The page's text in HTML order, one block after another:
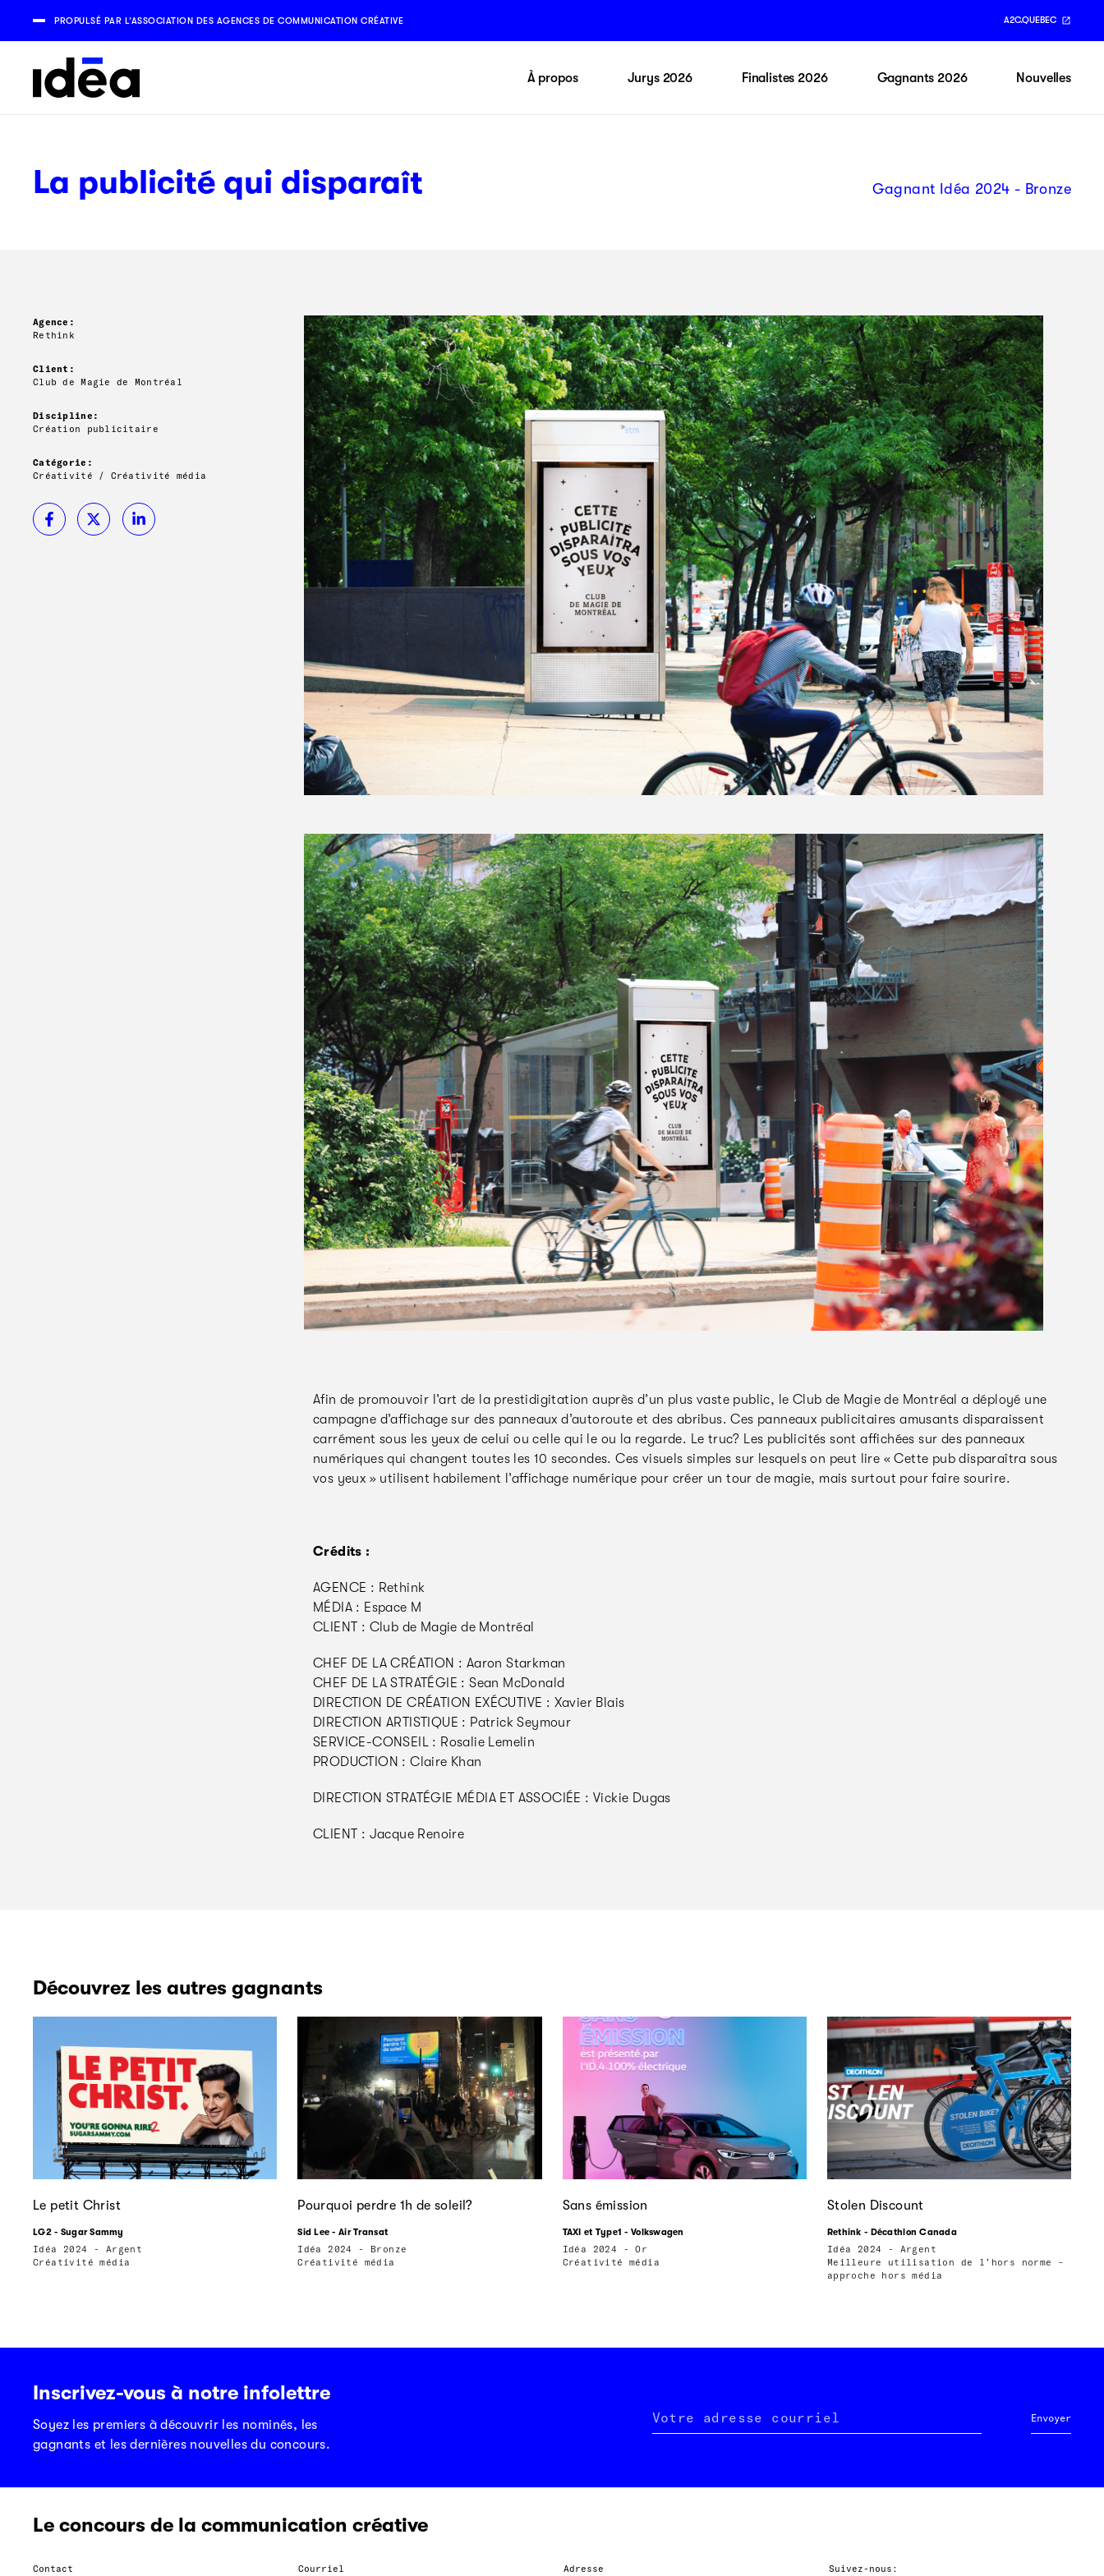
PROPULSÉ PAR L’ASSOCIATION DES AGENCES DE COMMUNICATION CRÉATIVE A2C.QUEBEC
À propos Jurys 2026 Finalistes 2026 Gagnants 2026 Nouvelles
La publicité qui disparaît Gagnant Idéa 2024 - Bronze
Agence:
Rethink
Client:
Club de Magie de Montréal
Discipline:
Création publicitaire
Catégorie:
Créativité / Créativité média
Afin de promouvoir l’art de la prestidigitation auprès d’un plus vaste public, le Club de Magie de Montréal a déployé une
campagne d’affichage sur des panneaux d’autoroute et des abribus. Ces panneaux publicitaires amusants disparaissent
carrément sous les yeux de celui ou celle qui le ou la regarde. Le truc? Les publicités sont affichées sur des panneaux
numériques qui changent toutes les 10 secondes. Ces visuels simples sur lesquels on peut lire « Cette pub disparaîtra sous
vos yeux » utilisent habilement l’affichage numérique pour créer un tour de magie, mais surtout pour faire sourire.
Crédits :
AGENCE : Rethink
MÉDIA : Espace M
CLIENT : Club de Magie de Montréal
CHEF DE LA CRÉATION : Aaron Starkman
CHEF DE LA STRATÉGIE : Sean McDonald
DIRECTION DE CRÉATION EXÉCUTIVE : Xavier Blais
DIRECTION ARTISTIQUE : Patrick Seymour
SERVICE-CONSEIL : Rosalie Lemelin
PRODUCTION : Claire Khan
DIRECTION STRATÉGIE MÉDIA ET ASSOCIÉE : Vickie Dugas
CLIENT : Jacque Renoire
Découvrez les autres gagnants
Le petit Christ
LG2 - Sugar Sammy
Idéa 2024 - Argent
Créativité média
Pourquoi perdre 1h de soleil?
Sid Lee - Air Transat
Idéa 2024 - Bronze
Créativité média
Sans émission
TAXI et Type1 - Volkswagen
Idéa 2024 - Or
Créativité média
Stolen Discount
Rethink - Décathlon Canada
Idéa 2024 - Argent
Meilleure utilisation de l’hors norme –
approche hors média
Inscrivez-vous à notre infolettre
Soyez les premiers à découvrir les nominés, les
gagnants et les dernières nouvelles du concours.
Votre adresse courriel Envoyer
Le concours de la communication créative
Contact Courriel Adresse Suivez-nous: